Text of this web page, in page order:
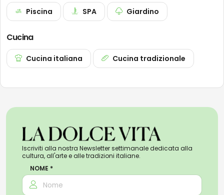
Piscina SPA Giardino
Cucina
Cucina italiana Cucina tradizionale
Iscriviti alla nostra Newsletter settimanale dedicata alla
cultura, all'arte e alle tradizioni italiane.
NOME *